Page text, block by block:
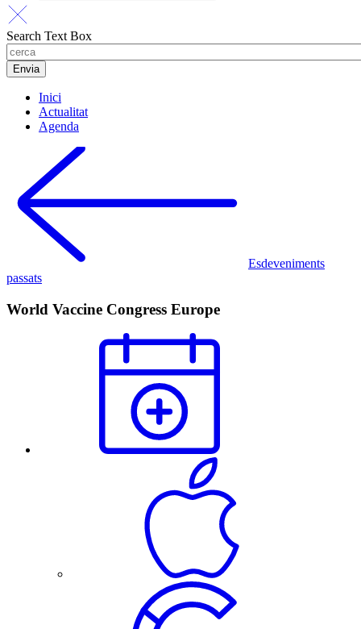
Search Text Box
Inici
Actualitat
Agenda
Esdeveniments
passats
World Vaccine Congress Europe